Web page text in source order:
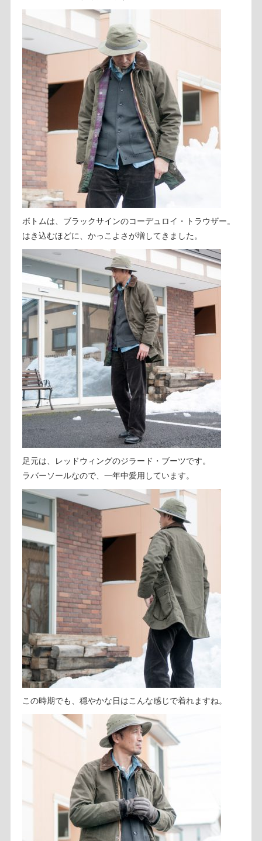
ボトムは、ブラックサインのコーデュロイ・トラウザー。
はき込むほどに、かっこよさが増してきました。
足元は、レッドウィングのジラード・ブーツです。
ラバーソールなので、一年中愛用しています。
この時期でも、穏やかな日はこんな感じで着れますね。